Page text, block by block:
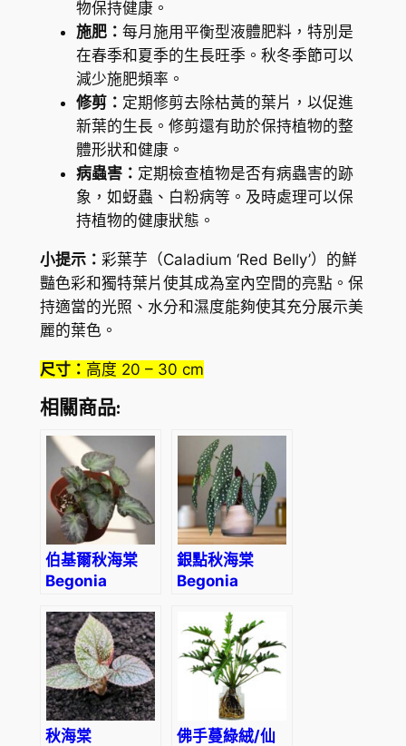
物保持健康。
施肥： 每月施用平衡型液體肥料，特別是
在春季和夏季的生長旺季。秋冬季節可以
減少施肥頻率。
修剪： 定期修剪去除枯黃的葉片，以促進
新葉的生長。修剪還有助於保持植物的整
體形狀和健康。
病蟲害： 定期檢查植物是否有病蟲害的跡
象，如蚜蟲、白粉病等。及時處理可以保
持植物的健康狀態。
小提示： 彩葉芋（Caladium ‘Red Belly’）的鮮
豔色彩和獨特葉片使其成為室內空間的亮點。保
持適當的光照、水分和濕度能夠使其充分展示美
麗的葉色。
尺寸： 高度 20 – 30 cm
相關商品:
伯基爾秋海棠
Begonia
銀點秋海棠
Begonia
(Maculata
variegata)
秋海棠
佛手蔓綠絨/仙